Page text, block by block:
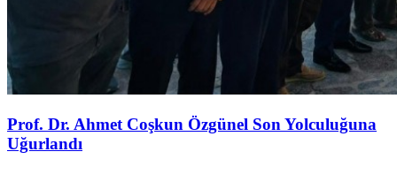
Prof. Dr. Ahmet Coşkun Özgünel Son Yolculuğuna
Uğurlandı